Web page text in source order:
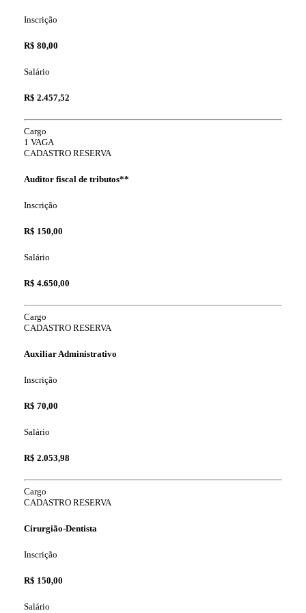
Inscrição
R$ 80,00
Salário
R$ 2.457,52
Cargo
1 VAGA
CADASTRO RESERVA
Auditor fiscal de tributos**
Inscrição
R$ 150,00
Salário
R$ 4.650,00
Cargo
CADASTRO RESERVA
Auxiliar Administrativo
Inscrição
R$ 70,00
Salário
R$ 2.053,98
Cargo
CADASTRO RESERVA
Cirurgião-Dentista
Inscrição
R$ 150,00
Salário